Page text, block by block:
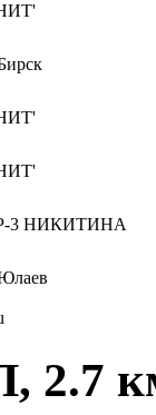
3 НИКИТИНА
2.7